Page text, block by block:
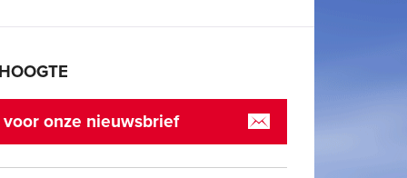
onze nieuwsbrief